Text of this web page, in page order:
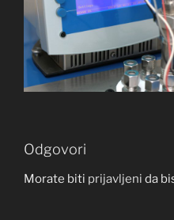
Odgovori
Morate biti prijavljeni da